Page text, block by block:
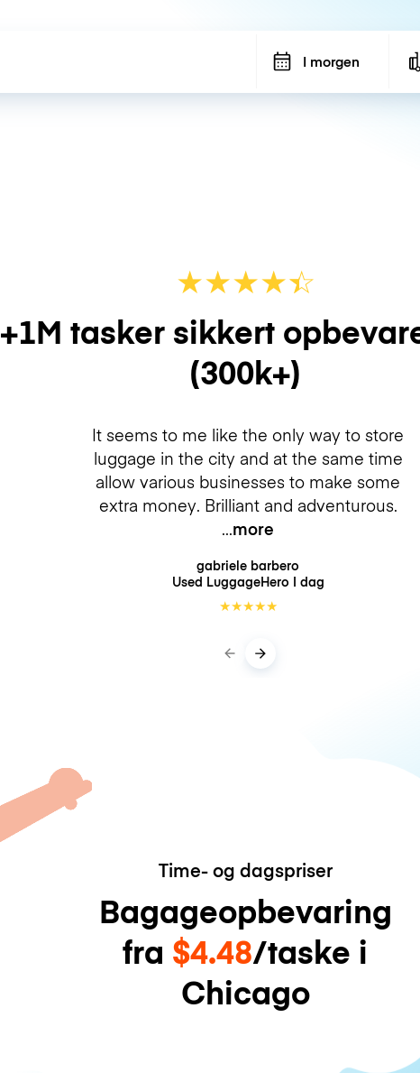
I morgen
★★★★☆
★
+1M tasker sikkert
(300k+)
It seems to me like the only way to store
luggage in the city and at the same time
allow various businesses to make some
extra money. Brilliant and adventurous.
more
gabriele barbero
Used LuggageHero I dag
★★★★★
Time- og dagspriser
Bagageopbevaring
fra $4.48/taske i
Chicago